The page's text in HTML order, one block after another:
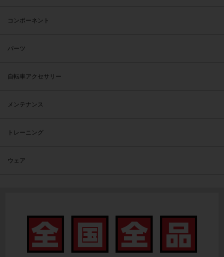
コンポーネント
パーツ
自転車アクセサリー
メンテナンス
トレーニング
ウェア